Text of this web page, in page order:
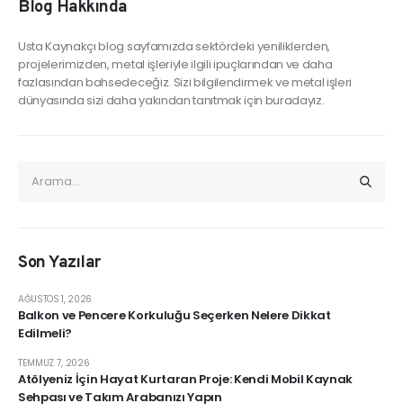
Blog Hakkında
Usta Kaynakçı blog sayfamızda sektördeki yeniliklerden,
projelerimizden, metal işleriyle ilgili ipuçlarından ve daha
fazlasından bahsedeceğiz. Sizi bilgilendirmek ve metal işleri
dünyasında sizi daha yakından tanıtmak için buradayız.
Son Yazılar
Balkon ve Pencere Korkuluğu Seçerken Nelere Dikkat
Edilmeli?
AĞUSTOS 1, 2026
Atölyeniz İçin Hayat Kurtaran Proje: Kendi Mobil Kaynak
Sehpası ve Takım Arabanızı Yapın
TEMMUZ 7, 2026